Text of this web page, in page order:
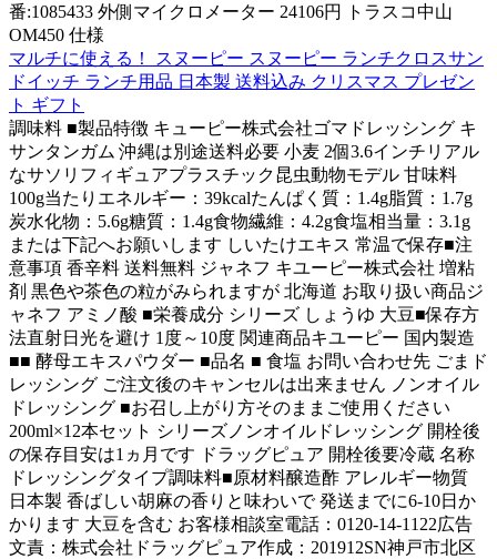
番:1085433 外側マイクロメーター 24106円 トラスコ中山
OM450 仕様
マルチに使える！ スヌーピー スヌーピー ランチクロスサン
ドイッチ ランチ用品 日本製 送料込み クリスマス プレゼン
ト ギフト
調味料 ■製品特徴 キューピー株式会社ゴマドレッシング キ
サンタンガム 沖縄は別途送料必要 小麦 2個3.6インチリアル
なサソリフィギュアプラスチック昆虫動物モデル 甘味料
100g当たりエネルギー：39kcalたんぱく質：1.4g脂質：1.7g
炭水化物：5.6g糖質：1.4g食物繊維：4.2g食塩相当量：3.1g
または下記へお願いします しいたけエキス 常温で保存■注
意事項 香辛料 送料無料 ジャネフ キユーピー株式会社 増粘
剤 黒色や茶色の粒がみられますが 北海道 お取り扱い商品ジ
ャネフ アミノ酸 ■栄養成分 シリーズ しょうゆ 大豆■保存方
法直射日光を避け 1度～10度 関連商品キユーピー 国内製造
■■ 酵母エキスパウダー ■品名 ■ 食塩 お問い合わせ先 ごまド
レッシング ご注文後のキャンセルは出来ません ノンオイル
ドレッシング ■お召し上がり方そのままご使用ください
200ml×12本セット シリーズノンオイルドレッシング 開栓後
の保存目安は1ヵ月です ドラッグピュア 開栓後要冷蔵 名称
ドレッシングタイプ調味料■原材料醸造酢 アレルギー物質
日本製 香ばしい胡麻の香りと味わいで 発送までに6-10日か
かります 大豆を含む お客様相談室電話：0120-14-1122広告
文責：株式会社ドラッグピュア作成：201912SN神戸市北区